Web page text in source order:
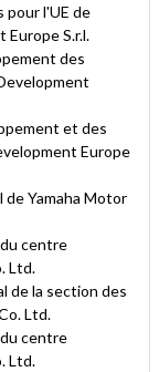
pour l'UE de
Europe S.r.l.
des
et des
Europe
Yamaha Motor
centre
Ltd.
de la section des
Ltd.
centre
Ltd.